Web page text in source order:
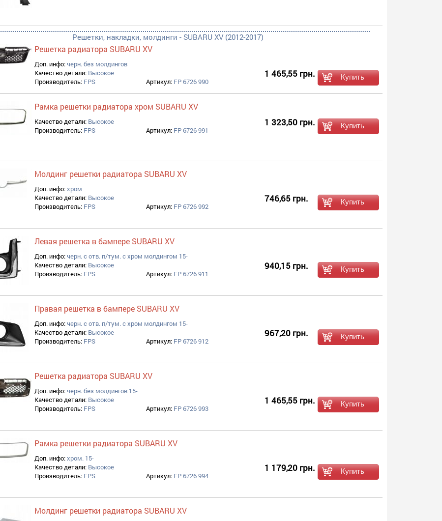
Решетки, накладки, молдинги - SUBARU XV (2012-2017)
Решетка радиатора SUBARU XV
Доп. инфо:черн. без молдингов
Качество детали: Высокое
Производитель: FPS Артикул: FP 6726 990
1 465,55 грн.
Рамка решетки радиатора хром SUBARU XV
Качество детали: Высокое
Производитель: FPS Артикул: FP 6726 991
1 323,50 грн.
Молдинг решетки радиатора SUBARU XV
Доп. инфо:хром
Качество детали: Высокое
Производитель: FPS Артикул: FP 6726 992
746,65 грн.
Левая решетка в бампере SUBARU XV
Доп. инфо:черн. с отв. п/тум. с хром молдингом 15-
Качество детали: Высокое
Производитель: FPS Артикул: FP 6726 911
940,15 грн.
Правая решетка в бампере SUBARU XV
Доп. инфо:черн. с отв. п/тум. с хром молдингом 15-
Качество детали: Высокое
Производитель: FPS Артикул: FP 6726 912
967,20 грн.
Решетка радиатора SUBARU XV
Доп. инфо:черн. без молдингов 15-
Качество детали: Высокое
Производитель: FPS Артикул: FP 6726 993
1 465,55 грн.
Рамка решетки радиатора SUBARU XV
Доп. инфо:хром. 15-
Качество детали: Высокое
Производитель: FPS Артикул: FP 6726 994
1 179,20 грн.
Молдинг решетки радиатора SUBARU XV